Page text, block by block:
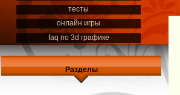
тесты
онлайн игры
faq по 3d графике
Разделы